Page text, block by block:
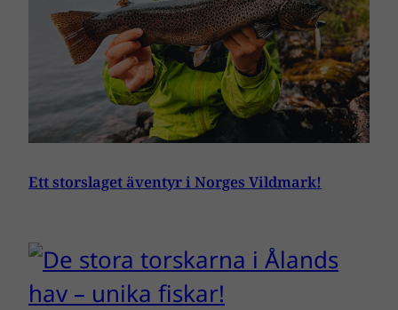
Ett storslaget äventyr i Norges Vildmark!